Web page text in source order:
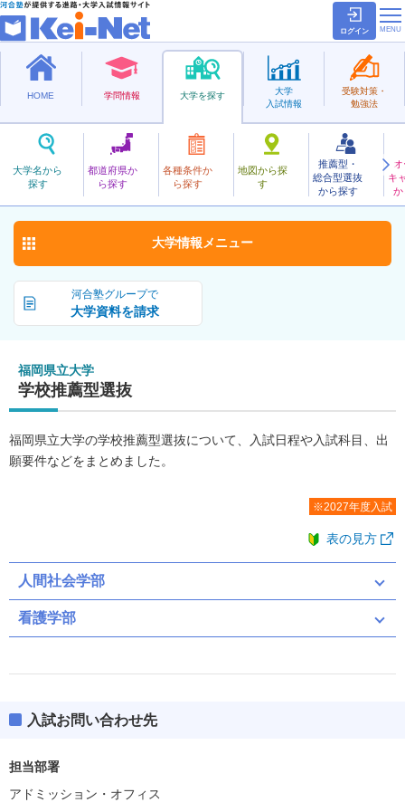
ログイン
HOME 学問情報 大学を探す
大学名から
探す
都道府県か
ら探す
各種条件か
ら探す
地図から探
す
推薦型・
総合型選抜
から探す
キ
か
大学
入試情報
受験対策・
勉強法
公立
ふくおかけんりつ
福岡県立大学 お気に入り
河合塾グループで
大学資料を請求
大学情報 メニュー
福岡県立大学
学校推薦型選抜
福岡県立大学の学校推薦型選抜について、入試日程や入試科目、出
願要件などをまとめました。
※2027年度入試
表の見方
人間社会学部
看護学部
入試お問い合わせ先
担当部署
アドミッション・オフィス